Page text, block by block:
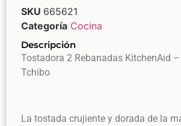
SKU 665621
Categoría Cocina
Descripción
Tostadora 2 Rebanadas KitchenAid –
Tchibo
La tostada crujiente y dorada de la